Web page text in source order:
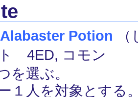
Potion
4ED, コモン
を選ぶ。
１人を対象とす